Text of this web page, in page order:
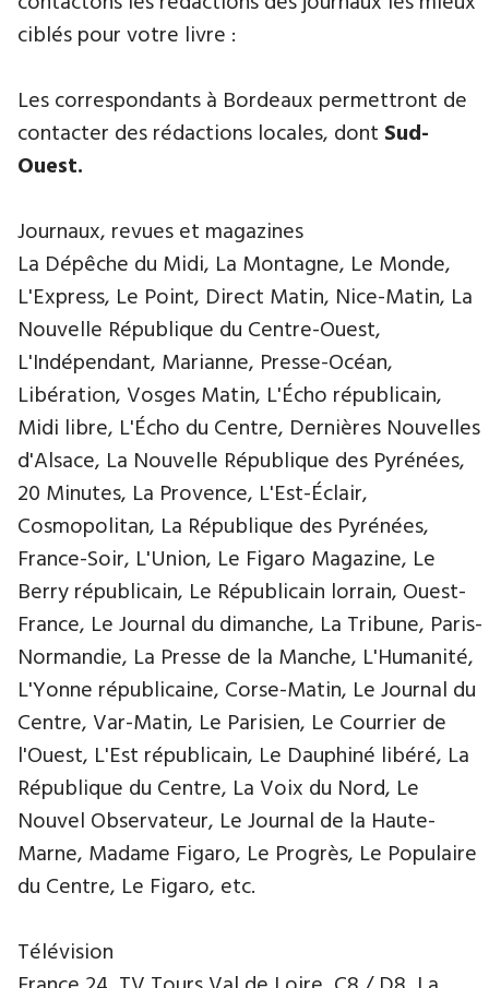
ciblés pour votre livre :
​Les correspondants à Bordeaux permettront de
contacter des rédactions locales, dont Sud-
Ouest.
Journaux, revues et magazines
La Dépêche du Midi, La Montagne, Le Monde,
L'Express, Le Point, Direct Matin, Nice-Matin, La
Nouvelle République du Centre-Ouest,
L'Indépendant, Marianne, Presse-Océan,
Libération, Vosges Matin, L'Écho républicain,
Midi libre, L'Écho du Centre, Dernières Nouvelles
d'Alsace, La Nouvelle République des Pyrénées,
20 Minutes, La Provence, L'Est-Éclair,
Cosmopolitan, La République des Pyrénées,
France-Soir, L'Union, Le Figaro Magazine, Le
Berry républicain, Le Républicain lorrain, Ouest-
France, Le Journal du dimanche, La Tribune, Paris-
Normandie, La Presse de la Manche, L'Humanité,
L'Yonne républicaine, Corse-Matin, Le Journal du
Centre, Var-Matin, Le Parisien, Le Courrier de
l'Ouest, L'Est républicain, Le Dauphiné libéré, La
République du Centre, La Voix du Nord, Le
Nouvel Observateur, Le Journal de la Haute-
Marne, Madame Figaro, Le Progrès, Le Populaire
du Centre, Le Figaro, etc.
Télévision